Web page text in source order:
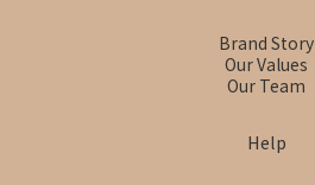
Brand Story
Our Values
Our Team
Help